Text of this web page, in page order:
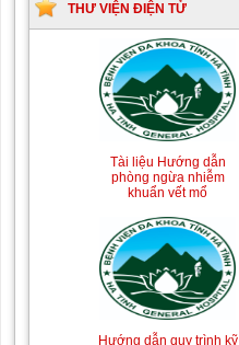
THƯ VIỆN ĐIỆN TỬ
Tài liệu Hướng dẫn
phòng ngừa nhiễm
khuẩn vết mổ
Hướng dẫn quy trình kỹ